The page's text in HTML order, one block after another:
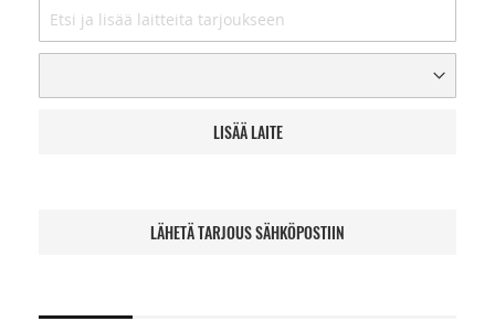
LISÄÄ LAITE
LÄHETÄ TARJOUS SÄHKÖPOSTIIN